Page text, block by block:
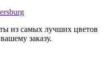
из самых лучших цветов
заказу.